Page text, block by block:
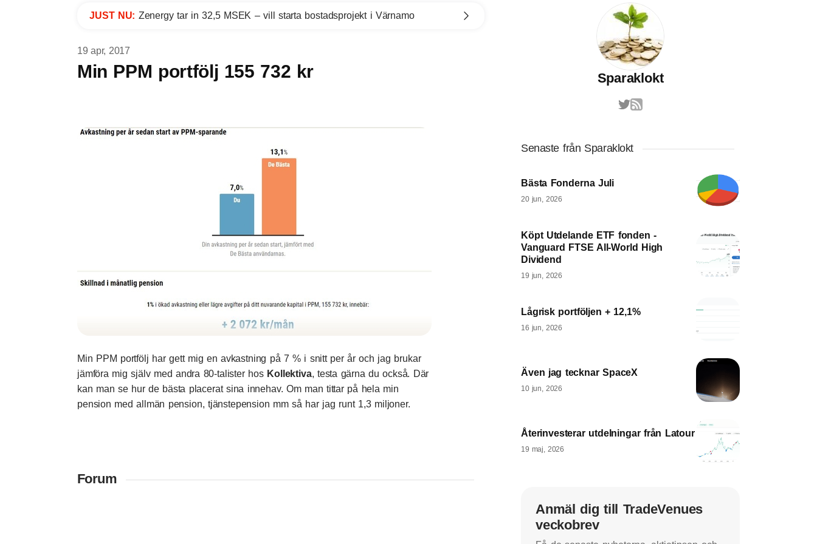
JUST NU: Zenergy tar in 32,5 MSEK – vill starta bostadsprojekt i Värnamo
19 apr, 2017
Min PPM portfölj 155 732 kr
Min PPM portfölj har gett mig en avkastning på 7 % i snitt per år och jag brukar
jämföra mig själv med andra 80-talister hos Kollektiva, testa gärna du också. Där
kan man se hur de bästa placerat sina innehav. Om man tittar på hela min
pension med allmän pension, tjänstepension mm så har jag runt 1,3 miljoner.
Forum
Sparaklokt
Senaste från Sparaklokt
Bästa Fonderna Juli
20 jun, 2026
Köpt Utdelande ETF fonden -
Vanguard FTSE All-World High
Dividend
19 jun, 2026
Lågrisk portföljen + 12,1%
16 jun, 2026
Även jag tecknar SpaceX
10 jun, 2026
Återinvesterar utdelningar från Latour
19 maj, 2026
Anmäl dig till TradeVenues
veckobrev